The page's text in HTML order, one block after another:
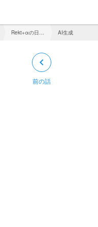
AI生成
keyboard_arrow_left
前の話